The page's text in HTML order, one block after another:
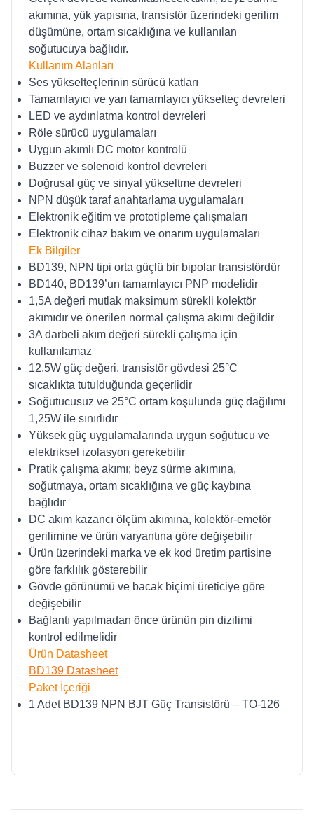
akımına, yük yapısına, transistör üzerindeki gerilim
düşümüne, ortam sıcaklığına ve kullanılan
soğutucuya bağlıdır.
Kullanım Alanları
Ses yükselteçlerinin sürücü katları
Tamamlayıcı ve yarı tamamlayıcı yükselteç devreleri
LED ve aydınlatma kontrol devreleri
Röle sürücü uygulamaları
Uygun akımlı DC motor kontrolü
Buzzer ve solenoid kontrol devreleri
Doğrusal güç ve sinyal yükseltme devreleri
NPN düşük taraf anahtarlama uygulamaları
Elektronik eğitim ve prototipleme çalışmaları
Elektronik cihaz bakım ve onarım uygulamaları
Ek Bilgiler
BD139, NPN tipi orta güçlü bir bipolar transistördür
BD140, BD139’un tamamlayıcı PNP modelidir
1,5A değeri mutlak maksimum sürekli kolektör
akımıdır ve önerilen normal çalışma akımı değildir
3A darbeli akım değeri sürekli çalışma için
kullanılamaz
12,5W güç değeri, transistör gövdesi 25°C
sıcaklıkta tutulduğunda geçerlidir
Soğutucusuz ve 25°C ortam koşulunda güç dağılımı
1,25W ile sınırlıdır
Yüksek güç uygulamalarında uygun soğutucu ve
elektriksel izolasyon gerekebilir
Pratik çalışma akımı; beyz sürme akımına,
soğutmaya, ortam sıcaklığına ve güç kaybına
bağlıdır
DC akım kazancı ölçüm akımına, kolektör-emetör
gerilimine ve ürün varyantına göre değişebilir
Ürün üzerindeki marka ve ek kod üretim partisine
göre farklılık gösterebilir
Gövde görünümü ve bacak biçimi üreticiye göre
değişebilir
Bağlantı yapılmadan önce ürünün pin dizilimi
kontrol edilmelidir
Ürün Datasheet
BD139 Datasheet
Paket İçeriği
1 Adet BD139 NPN BJT Güç Transistörü – TO-126